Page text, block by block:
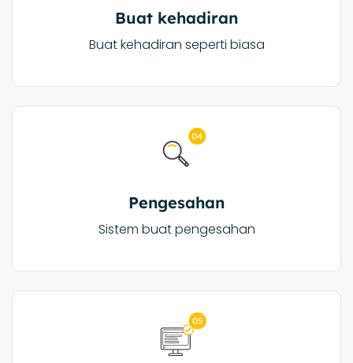
Buat kehadiran
Buat kehadiran seperti biasa
Pengesahan
Sistem buat pengesahan